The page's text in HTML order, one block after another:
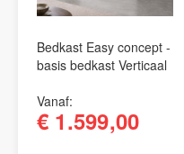
Bedkast Easy concept -
basis bedkast Verticaal
Vanaf
€ 1.599,00